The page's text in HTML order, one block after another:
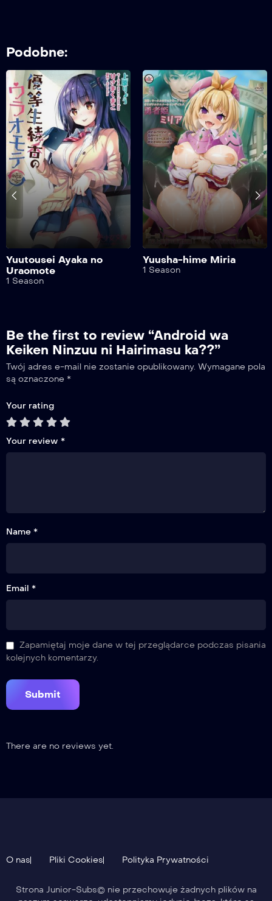
Android wa Keiken 9
Podobne:
Yuutousei Ayaka no
Uraomote
1 Season
Yuusha-hime Miria
1 Season
Be the first to review “Android wa
Keiken Ninzuu ni Hairimasu ka??”
Twój adres e-mail nie zostanie opublikowany. Wymagane pola
są oznaczone *
Your rating
Your review *
Name *
Email *
Zapamiętaj moje dane w tej przeglądarce podczas pisania
kolejnych komentarzy.
There are no reviews yet.
O nas Pliki Cookies Polityka Prywatności
Strona Junior-Subs© nie przechowuje żadnych plików na